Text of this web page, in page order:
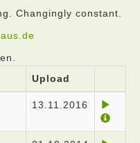
Changingly constant.
Upload
13.11.2016